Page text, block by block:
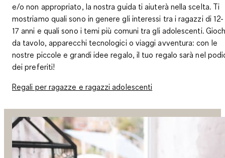
e/o non appropriato, la nostra guida ti aiuterà nella scelta. Ti
mostriamo quali sono in genere gli interessi tra i ragazzi di 12-
17 anni e quali sono i temi più comuni tra gli adolescenti.
da tavolo, apparecchi tecnologici o viaggi avventura: con le
nostre piccole e grandi idee regalo, il tuo regalo sarà nel
dei preferiti!
Regali per ragazze e ragazzi adolescenti